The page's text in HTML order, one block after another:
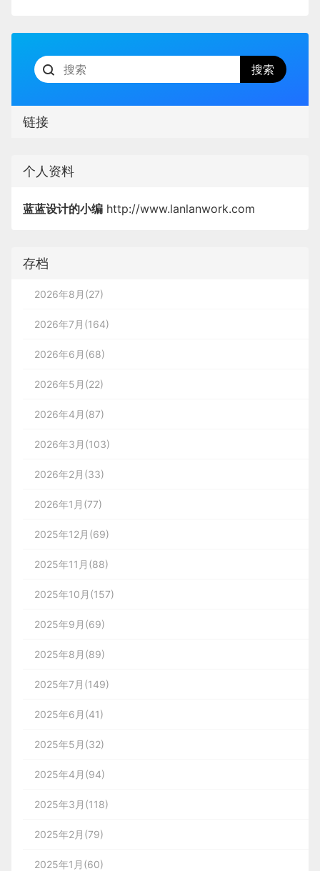
链接
个人资料
蓝蓝设计的小编 http://www.lanlanwork.com
存档
2026年8月(27)
2026年7月(164)
2026年6月(68)
2026年5月(22)
2026年4月(87)
2026年3月(103)
2026年2月(33)
2026年1月(77)
2025年12月(69)
2025年11月(88)
2025年10月(157)
2025年9月(69)
2025年8月(89)
2025年7月(149)
2025年6月(41)
2025年5月(32)
2025年4月(94)
2025年3月(118)
2025年2月(79)
2025年1月(60)